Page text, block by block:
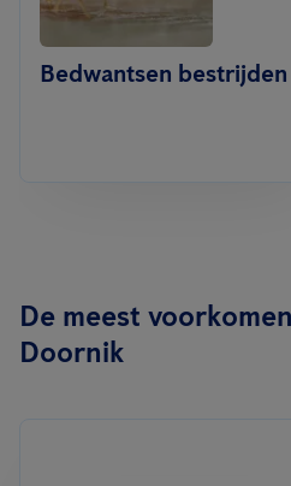
Bedwantsen bestrijden
De meest
Doornik